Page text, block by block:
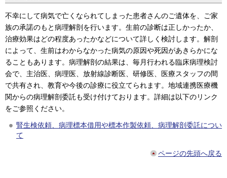
不幸にして病気で亡くなられてしまった患者さんのご遺体を、ご家
族の承諾のもと病理解剖を行います。生前の診断は正しかったか、
治療効果はどの程度あったかなどについて詳しく検討します。解剖
によって、生前はわからなかった病気の原因や死因があきらかにな
ることもあります。病理解剖の結果は、毎月行われる臨床病理検討
会で、主治医、病理医、放射線診断医、研修医、医療スタッフの間
で共有され、教育や今後の診療に役立てられます。地域連携医療機
関からの病理解剖委託も受け付けております。詳細は以下のリンク
をご参照ください。
腎生検依頼、病理標本借用や標本作製依頼、病理解剖委託につい
て
ページの先頭へ戻る